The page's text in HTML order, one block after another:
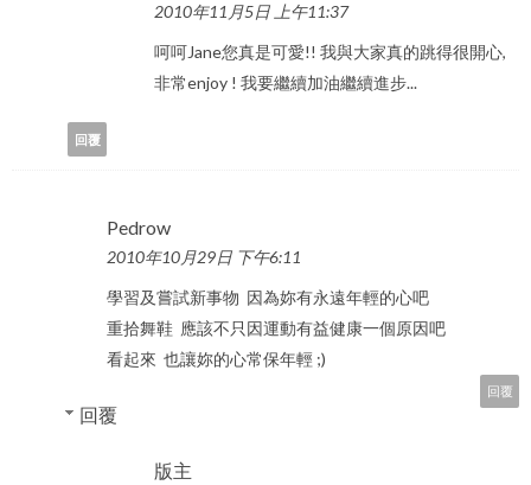
2010年11月5日 上午11:37
呵呵Jane您真是可愛!! 我與大家真的跳得很開心,
非常enjoy ! 我要繼續加油繼續進步...
回覆
Pedrow
2010年10月29日 下午6:11
學習及嘗試新事物 因為妳有永遠年輕的心吧
重拾舞鞋 應該不只因運動有益健康一個原因吧
看起來 也讓妳的心常保年輕 ;)
回覆
回覆
版主